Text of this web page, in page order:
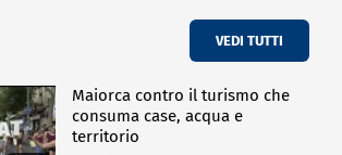
VEDI TUTTI
Maiorca contro il turismo che
consuma case, acqua e
territorio